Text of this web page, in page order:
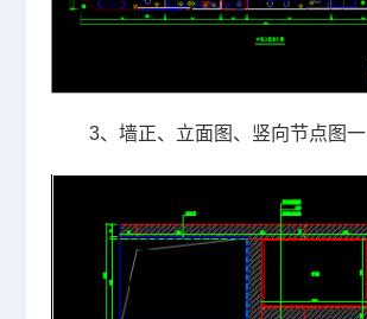
3、墙正、立面图、竖向节点图一